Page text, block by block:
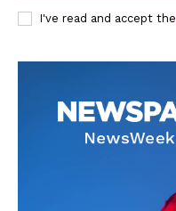
I've read and accept the